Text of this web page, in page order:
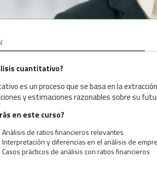
cuantitativo?
es un proceso que se basa en la
y estimaciones razonables sobre su
en este curso?
Análisis de ratios financieros relevantes
Interpretación y diferencias en el análisis de
prácticos de análisis con ratios financieros